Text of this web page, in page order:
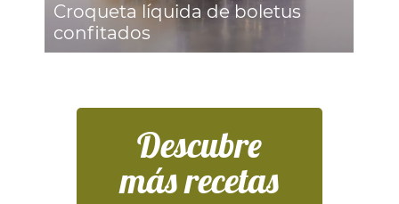
Croqueta líquida de boletus
confitados
Descubre
más recetas